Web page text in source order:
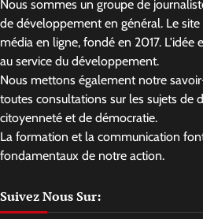
Nous sommes un groupe de
de développement en général. Le
média en ligne, fondé en 2017.
au service du développement.
Nous mettons également notre
toutes consultations sur les sujets de
citoyenneté et de démocratie.
La formation et la communication
fondamentaux de notre action.
Suivez Nous Sur: